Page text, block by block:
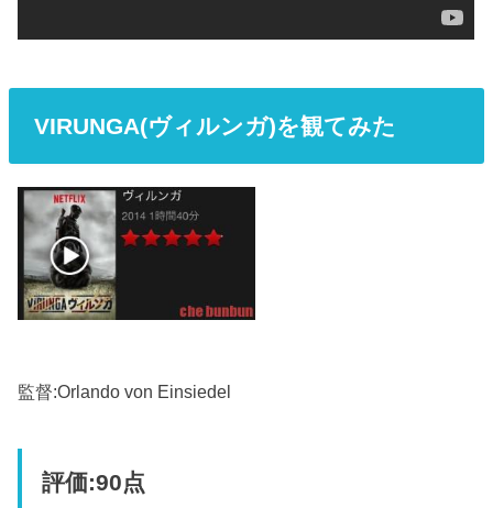
VIRUNGA(ヴィルンガ)を観てみた
監督:Orlando von Einsiedel
評価:90点